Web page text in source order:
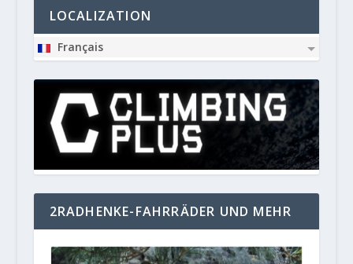
LOCALIZATION
Français
2RADHENKE-FAHRRÄDER UND MEHR